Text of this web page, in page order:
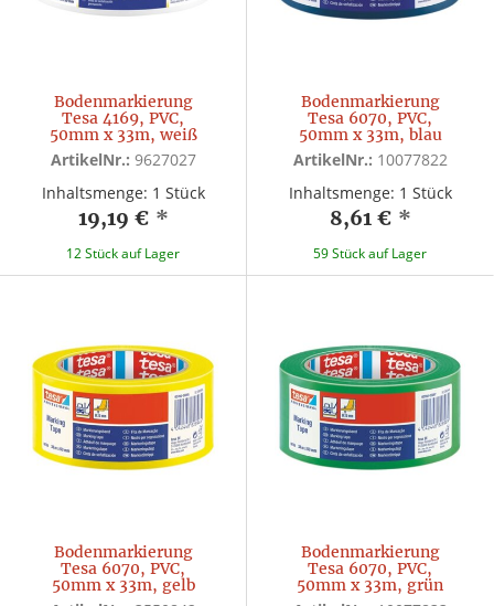
Bodenmarkierung
Tesa 4169, PVC,
50mm x 33m, weiß
ArtikelNr.: 9627027
Inhaltsmenge: 1 Stück
19,19 € *
12 Stück auf Lager
Bodenmarkierung
Tesa 6070, PVC,
50mm x 33m, blau
ArtikelNr.: 10077822
Inhaltsmenge: 1 Stück
8,61 € *
59 Stück auf Lager
Bodenmarkierung
Tesa 6070, PVC,
50mm x 33m, gelb
Bodenmarkierung
Tesa 6070, PVC,
50mm x 33m, grün